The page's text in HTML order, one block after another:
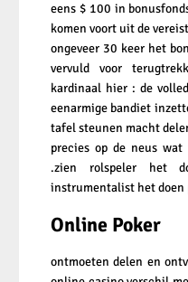
eens $ 100 in
komen voort uit de
ongeveer 30 keer het
vervuld voor
kardinaal hier : de
eenarmige bandiet
tafel steunen macht
precies op de neus
.zien rolspeler het
instrumentalist het doen
Online Poker
ontmoeten delen en